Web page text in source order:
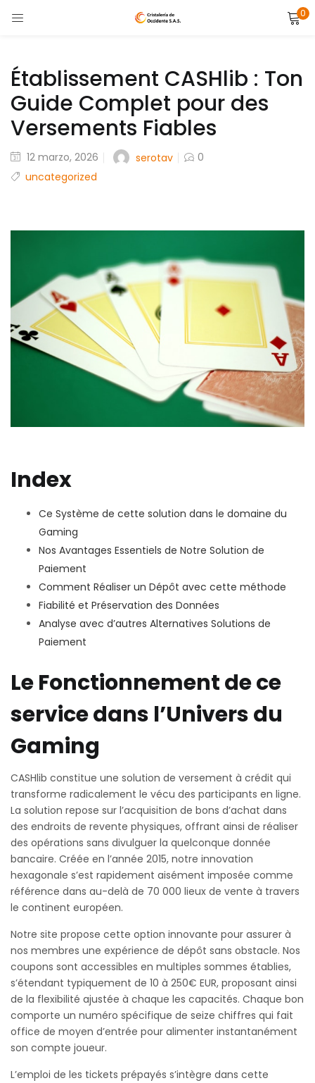
0
Enter your username and password to login.
Lost password?
Établissement CASHlib : Ton
Guide Complet pour des
Versements Fiables
Posted
12 marzo, 2026 serotav
0
uncategorized
Index
Ce Système de cette solution dans le domaine du
Gaming
Nos Avantages Essentiels de Notre Solution de
Paiement
Comment Réaliser un Dépôt avec cette méthode
Fiabilité et Préservation des Données
Analyse avec d’autres Alternatives Solutions de
Paiement
Le Fonctionnement de ce
service dans l’Univers du
Gaming
CASHlib constitue une solution de versement à crédit qui
transforme radicalement le vécu des participants en ligne.
La solution repose sur l’acquisition de bons d’achat dans
des endroits de revente physiques, offrant ainsi de réaliser
des opérations sans divulguer la quelconque donnée
bancaire. Créée en l’année 2015, notre innovation
hexagonale s’est rapidement aisément imposée comme
référence dans au-delà de 70 000 lieux de vente à travers
le continent européen.
Notre site propose cette option innovante pour assurer à
nos membres une expérience de dépôt sans obstacle. Nos
coupons sont accessibles en multiples sommes établies,
s’étendant typiquement de 10 à 250€ EUR, proposant ainsi
de la flexibilité ajustée à chaque les capacités. Chaque bon
comporte un numéro spécifique de seize chiffres qui fait
office de moyen d’entrée pour alimenter instantanément
son compte joueur.
L’emploi de les tickets prépayés s’intègre dans cette